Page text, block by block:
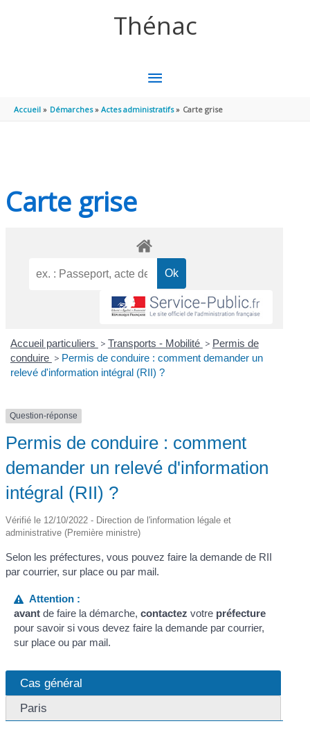
Thénac
MENU
PRINCIPAL
Accueil Démarches Actes administratifs Carte grise
Carte grise
Accueil particuliers > Transports - Mobilité > Permis de
conduire > Permis de conduire : comment demander un
relevé d'information intégral (RII) ?
Question-réponse
Permis de conduire : comment
demander un relevé d'information
intégral (RII) ?
Vérifié le 12/10/2022 - Direction de l'information légale et
administrative (Première ministre)
Selon les préfectures, vous pouvez faire la demande de RII
par courrier, sur place ou par mail.
Attention :
avantde faire la démarche, contactez votre préfecture
pour savoir si vous devez faire la demande par courrier,
sur place ou par mail.
Cas général
Paris